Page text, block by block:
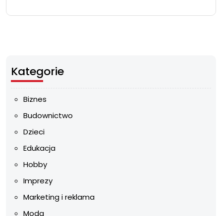
Kategorie
Biznes
Budownictwo
Dzieci
Edukacja
Hobby
Imprezy
Marketing i reklama
Moda